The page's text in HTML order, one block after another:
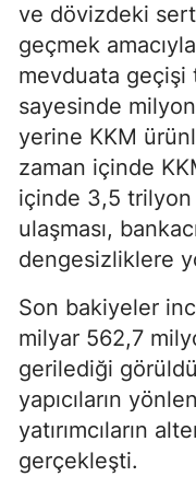
ve dövizdeki
geçmek
mevduata geçişi
sayesinde
yerine KKM
zaman içinde
içinde 3,5 trilyon
ulaşması,
dengesizliklere
Son bakiyeler
milyar 562,7
gerilediği
yapıcıların
yatırımcıların
gerçekleşti.